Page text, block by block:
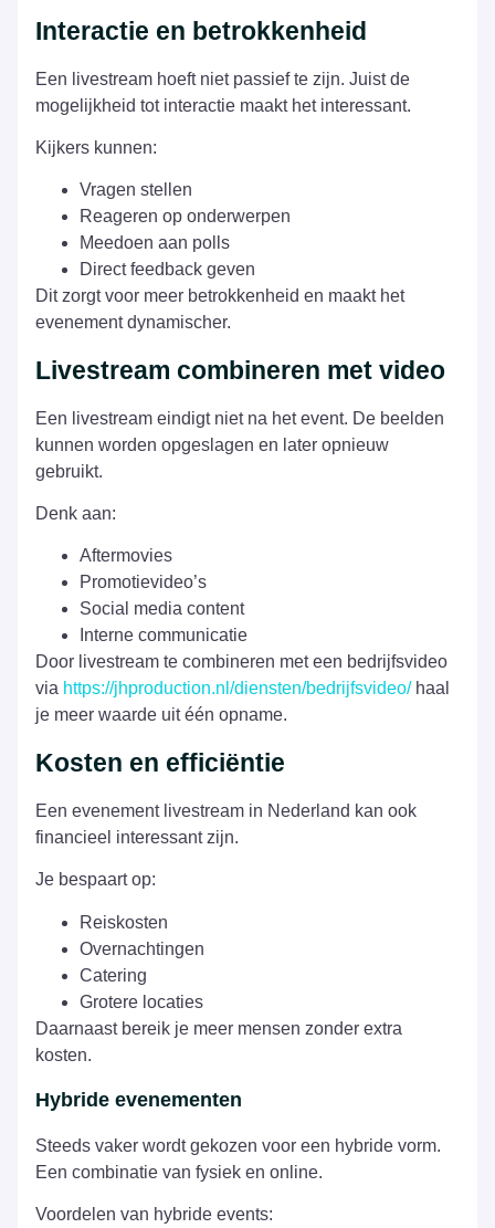
Interactie en betrokkenheid
Een livestream hoeft niet passief te zijn. Juist de
mogelijkheid tot interactie maakt het interessant.
Kijkers kunnen:
Vragen stellen
Reageren op onderwerpen
Meedoen aan polls
Direct feedback geven
Dit zorgt voor meer betrokkenheid en maakt het
evenement dynamischer.
Livestream combineren met video
Een livestream eindigt niet na het event. De beelden
kunnen worden opgeslagen en later opnieuw
gebruikt.
Denk aan:
Aftermovies
Promotievideo’s
Social media content
Interne communicatie
Door livestream te combineren met een bedrijfsvideo
via https://jhproduction.nl/diensten/bedrijfsvideo/ haal
je meer waarde uit één opname.
Kosten en efficiëntie
Een evenement livestream in Nederland kan ook
financieel interessant zijn.
Je bespaart op:
Reiskosten
Overnachtingen
Catering
Grotere locaties
Daarnaast bereik je meer mensen zonder extra
kosten.
Hybride evenementen
Steeds vaker wordt gekozen voor een hybride vorm.
Een combinatie van fysiek en online.
Voordelen van hybride events: